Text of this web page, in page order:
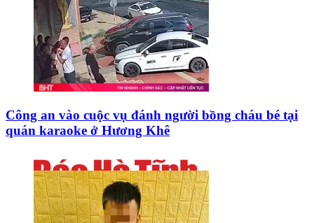
Công an vào cuộc vụ đánh người bồng cháu bé tại
quán karaoke ở Hương Khê